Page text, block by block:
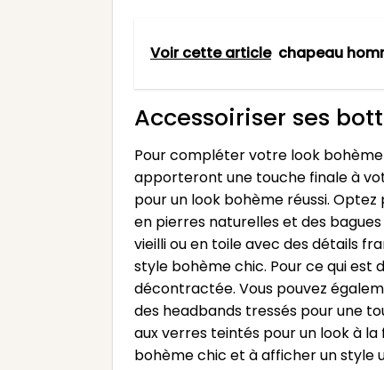
Voir cette article chapeau
Accessoiriser ses
Pour compléter votre look
apporteront une touche finale à
pour un look bohème réussi.
en pierres naturelles et des bagues
vieilli ou en toile avec des détails
style bohème chic. Pour ce qui est
décontractée. Vous pouvez
des headbands tressés pour une
aux verres teintés pour un look à
bohème chic et à afficher un style